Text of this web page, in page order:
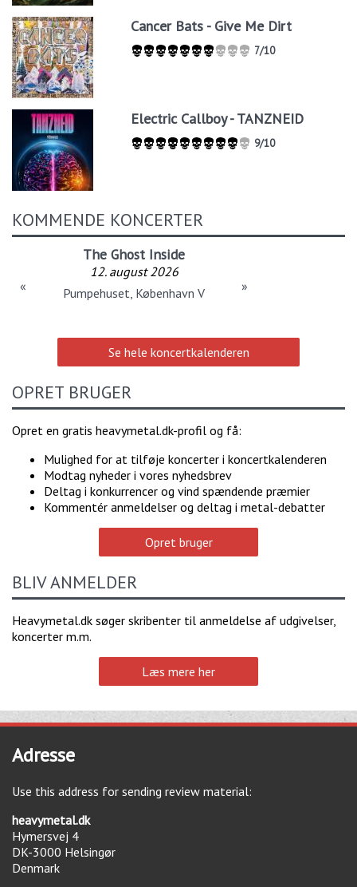
Cancer Bats - Give Me Dirt
7/10
Electric Callboy - TANZNEID
9/10
KOMMENDE KONCERTER
The Ghost Inside
12. august 2026
Pumpehuset, København V
« »
Se hele koncertkalenderen
OPRET BRUGER
Opret en gratis heavymetal.dk-profil og få:
Mulighed for at tilføje koncerter i koncertkalenderen
Modtag nyheder i vores nyhedsbrev
Deltag i konkurrencer og vind spændende præmier
Kommentér anmeldelser og deltag i metal-debatter
Opret bruger
BLIV ANMELDER
Heavymetal.dk søger skribenter til anmeldelse af udgivelser,
koncerter m.m.
Læs mere her
Adresse
Use this address for sending review material:
heavymetal.dk
Hymersvej 4
DK-3000 Helsingør
Denmark